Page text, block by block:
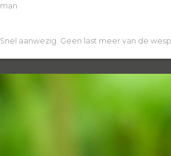
man
Snel aanwezig. Geen last meer van de